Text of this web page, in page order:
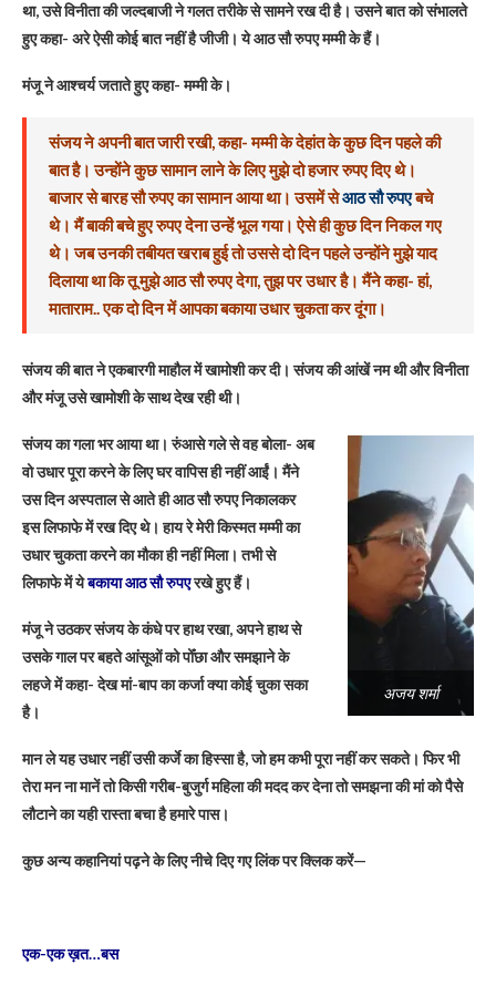
था, उसे विनीता की जल्दबाजी ने गलत तरीके से सामने रख दी है। उसने बात को संभालते
हुए कहा- अरे ऐसी कोई बात नहीं है जीजी। ये आठ सौ रुपए मम्मी के हैं।
मंजू ने आश्चर्य जताते हुए कहा- मम्मी के।
संजय ने अपनी बात जारी रखी, कहा- मम्मी के देहांत के कुछ दिन पहले की
बात है। उन्होंने कुछ सामान लाने के लिए मुझे दो हजार रुपए दिए थे।
बाजार से बारह सौ रुपए का सामान आया था। उसमें सेआठ सौ रुपएबचे
थे। मैं बाकी बचे हुए रुपए देना उन्हें भूल गया। ऐसे ही कुछ दिन निकल गए
थे। जब उनकी तबीयत खराब हुई तो उससे दो दिन पहले उन्होंने मुझे याद
दिलाया था कि तू मुझे आठ सौ रुपए देगा, तुझ पर उधार है। मैंने कहा- हां,
माताराम.. एक दो दिन में आपका बकाया उधार चुकता कर दूंगा।
संजय की बात ने एकबारगी माहौल में खामोशी कर दी। संजय की आंखें नम थी और विनीता
और मंजू उसे खामोशी के साथ देख रही थी।
अजय शर्मा
संजय का गला भर आया था। रुंआसे गले से वह बोला- अब
वो उधार पूरा करने के लिए घर वापिस ही नहीं आईं। मैंने
उस दिन अस्पताल से आते ही आठ सौ रुपए निकालकर
इस लिफाफे में रख दिए थे। हाय रे मेरी किस्मत मम्मी का
उधार चुकता करने का मौका ही नहीं मिला। तभी से
लिफाफे में येबकाया आठ सौ रुपएरखे हुए हैं।
मंजू ने उठकर संजय के कंधे पर हाथ रखा, अपने हाथ से
उसके गाल पर बहते आंसूओं को पोँछा और समझाने के
लहजे में कहा- देख मां-बाप का कर्जा क्या कोई चुका सका
है।
मान ले यह उधार नहीं उसी कर्जे का हिस्सा है, जो हम कभी पूरा नहीं कर सकते। फिर भी
तेरा मन ना मानें तो किसी गरीब-बुजुर्ग महिला की मदद कर देना तो समझना की मां को पैसे
लौटाने का यही रास्ता बचा है हमारे पास।
कुछ अन्य कहानियां पढ़ने के लिए नीचे दिए गए लिंक पर क्लिक करें—
एक-एक ख़त…बस